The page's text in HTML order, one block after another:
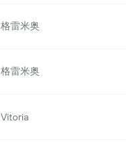
格雷米奥
格雷米奥
Vitoria